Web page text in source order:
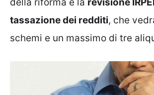
tassazione dei redditi, che
schemi e un massimo di tre